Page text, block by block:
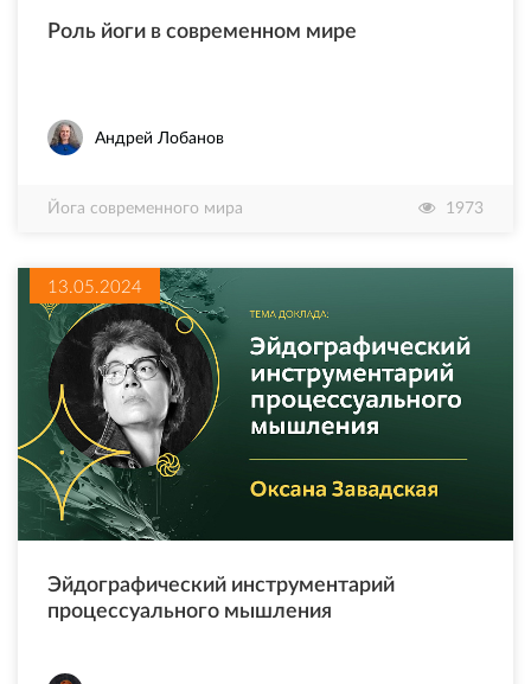
Роль йоги в современном мире
Андрей Лобанов
Йога современного мира 1973
Эйдографический инструментарий
процессуального мышления
13.05.2024